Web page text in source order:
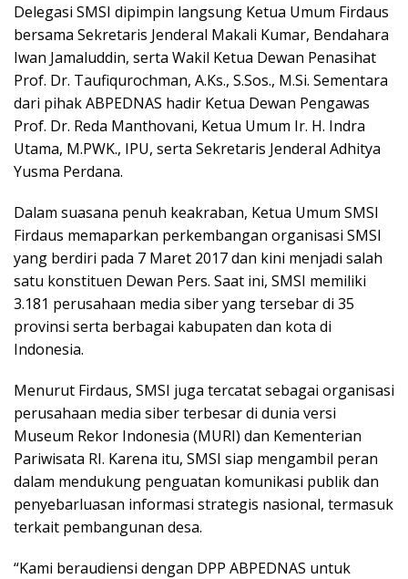
Delegasi SMSI dipimpin langsung Ketua Umum Firdaus
bersama Sekretaris Jenderal Makali Kumar, Bendahara
Iwan Jamaluddin, serta Wakil Ketua Dewan Penasihat
Prof. Dr. Taufiqurochman, A.Ks., S.Sos., M.Si. Sementara
dari pihak ABPEDNAS hadir Ketua Dewan Pengawas
Prof. Dr. Reda Manthovani, Ketua Umum Ir. H. Indra
Utama, M.PWK., IPU, serta Sekretaris Jenderal Adhitya
Yusma Perdana.
Dalam suasana penuh keakraban, Ketua Umum SMSI
Firdaus memaparkan perkembangan organisasi SMSI
yang berdiri pada 7 Maret 2017 dan kini menjadi salah
satu konstituen Dewan Pers. Saat ini, SMSI memiliki
3.181 perusahaan media siber yang tersebar di 35
provinsi serta berbagai kabupaten dan kota di
Indonesia.
Menurut Firdaus, SMSI juga tercatat sebagai organisasi
perusahaan media siber terbesar di dunia versi
Museum Rekor Indonesia (MURI) dan Kementerian
Pariwisata RI. Karena itu, SMSI siap mengambil peran
dalam mendukung penguatan komunikasi publik dan
penyebarluasan informasi strategis nasional, termasuk
terkait pembangunan desa.
“Kami beraudiensi dengan DPP ABPEDNAS untuk